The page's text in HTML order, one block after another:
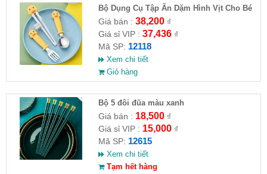
Bộ Dụng Cụ Tập Ăn Dặm Hình Vịt Cho Bé
Giá bán : 38,200₫
Giá sỉ VIP : 37,436₫
Mã SP: 12118
Xem chi tiết
Giỏ hàng
Bộ 5 đôi đũa màu xanh
Giá bán : 18,500₫
Giá sỉ VIP : 15,000₫
Mã SP: 12615
Xem chi tiết
Tạm hết hàng